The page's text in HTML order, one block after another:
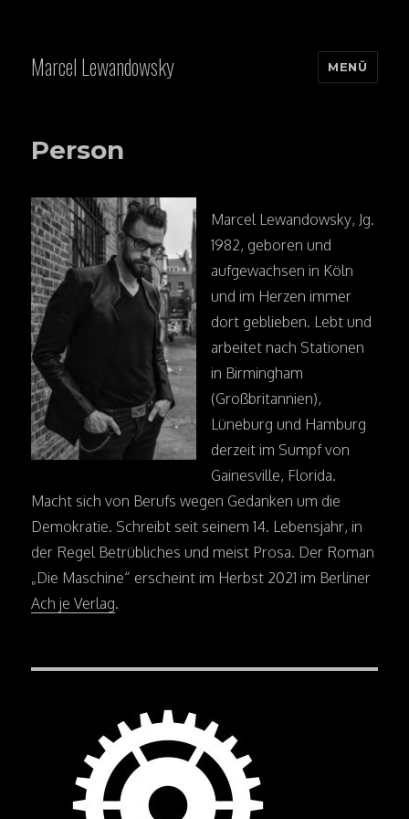
Marcel Lewandowsky MENÜ
Person
Marcel Lewandowsky, Jg.
1982, geboren und
aufgewachsen in Köln
und im Herzen immer
dort geblieben. Lebt und
arbeitet nach Stationen
in Birmingham
(Großbritannien),
Lüneburg und Hamburg
derzeit im Sumpf von
Gainesville, Florida.
Macht sich von Berufs wegen Gedanken um die
Demokratie. Schreibt seit seinem 14. Lebensjahr, in
der Regel Betrübliches und meist Prosa. Der Roman
„Die Maschine“ erscheint im Herbst 2021 im Berliner
Ach je Verlag.